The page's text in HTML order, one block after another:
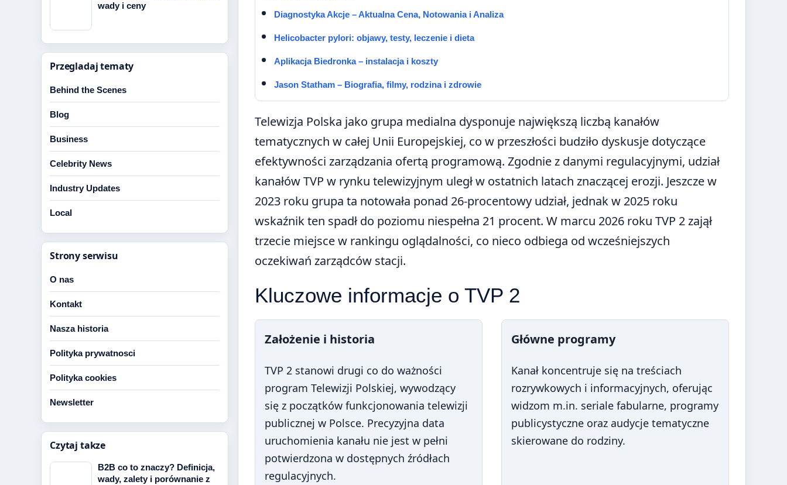
Diagnostyka Akcje – Aktualna Cena, Notowania i Analiza
Helicobacter pylori: objawy, testy, leczenie i dieta
Aplikacja Biedronka – instalacja i koszty
Jason Statham – Biografia, filmy, rodzina i zdrowie
Telewizja Polska jako grupa medialna dysponuje największą liczbą kanałów
tematycznych w całej Unii Europejskiej, co w przeszłości budziło dyskusje dotyczące
efektywności zarządzania ofertą programową. Zgodnie z danymi regulacyjnymi, udział
kanałów TVP w rynku telewizyjnym uległ w ostatnich latach znaczącej erozji. Jeszcze w
2023 roku grupa ta notowała ponad 26-procentowy udział, jednak w 2025 roku
wskaźnik ten spadł do poziomu niespełna 21 procent. W marcu 2026 roku TVP 2 zajął
trzecie miejsce w rankingu oglądalności, co nieco odbiega od wcześniejszych
oczekiwań zarządców stacji.
Kluczowe informacje o TVP 2
Założenie i historia
TVP 2 stanowi drugi co do ważności
program Telewizji Polskiej, wywodzący
się z początków funkcjonowania telewizji
publicznej w Polsce. Precyzyjna data
uruchomienia kanału nie jest w pełni
potwierdzona w dostępnych źródłach
regulacyjnych.
Główne programy
Kanał koncentruje się na treściach
rozrywkowych i informacyjnych, oferując
widzom m.in. seriale fabularne, programy
publicystyczne oraz audycje tematyczne
skierowane do rodziny.
wady i ceny
Przegladaj tematy
Behind the Scenes
Blog
Business
Celebrity News
Industry Updates
Local
Strony serwisu
O nas
Kontakt
Nasza historia
Polityka prywatnosci
Polityka cookies
Newsletter
Czytaj takze
B2B co to znaczy? Definicja,
wady, zalety i porównanie z